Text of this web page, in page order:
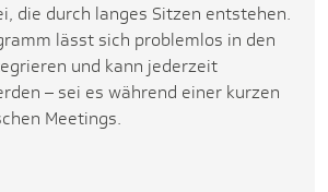
die durch langes Sitzen entstehen.
lässt sich problemlos in den
und kann jederzeit
– sei es während einer kurzen
Meetings.